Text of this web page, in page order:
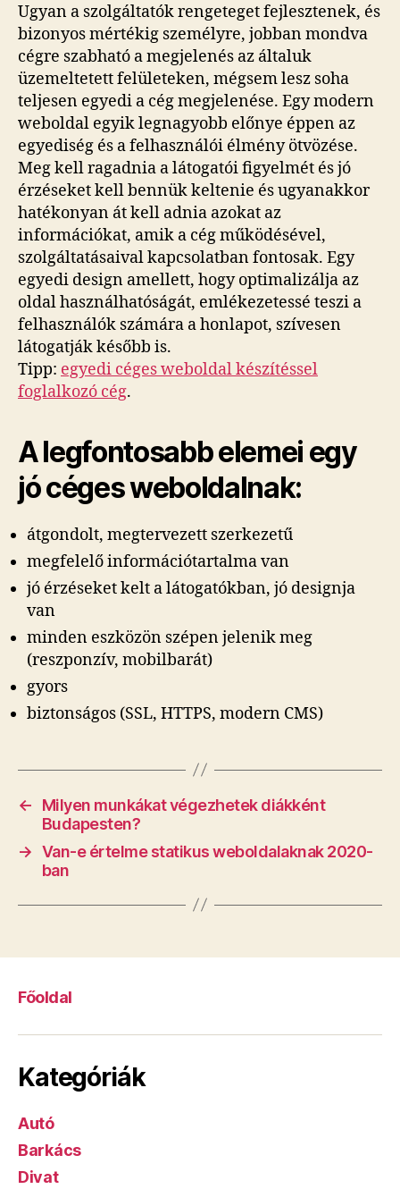
Ugyan a szolgáltatók rengeteget fejlesztenek, és
bizonyos mértékig személyre, jobban mondva
cégre szabható a megjelenés az általuk
üzemeltetett felületeken, mégsem lesz soha
teljesen egyedi a cég megjelenése. Egy modern
weboldal egyik legnagyobb előnye éppen az
egyediség és a felhasználói élmény ötvözése.
Meg kell ragadnia a látogatói figyelmét és jó
érzéseket kell bennük keltenie és ugyanakkor
hatékonyan át kell adnia azokat az
információkat, amik a cég működésével,
szolgáltatásaival kapcsolatban fontosak. Egy
egyedi design amellett, hogy optimalizálja az
oldal használhatóságát, emlékezetessé teszi a
felhasználók számára a honlapot, szívesen
látogatják később is.
Tipp: egyedi céges weboldal készítéssel
foglalkozó cég.
A legfontosabb elemei egy
jó céges weboldalnak:
átgondolt, megtervezett szerkezetű
megfelelő információtartalma van
jó érzéseket kelt a látogatókban, jó designja
van
minden eszközön szépen jelenik meg
(reszponzív, mobilbarát)
gyors
biztonságos (SSL, HTTPS, modern CMS)
←
Milyen munkákat végezhetek diákként
Budapesten?
→ Van-e értelme statikus weboldalaknak 2020-
ban
Főoldal
Kategóriák
Autó
Barkács
Divat